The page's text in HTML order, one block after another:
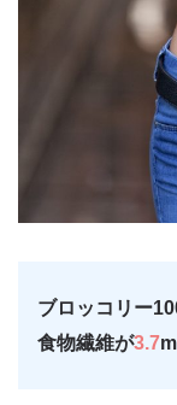
ブロッコリー
食物繊維が3.7